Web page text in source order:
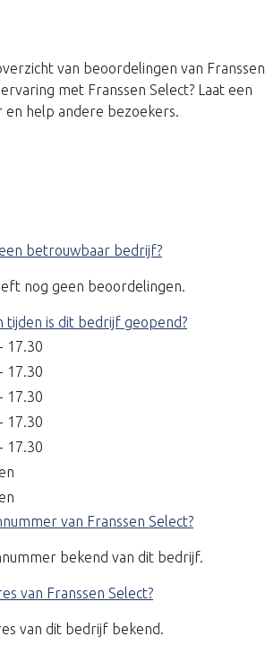
van beoordelingen van Franssen
met Franssen Select? Laat een
en help andere bezoekers.
betrouwbaar bedrijf?
nog geen beoordelingen.
tijden is dit bedrijf geopend?
17.30
17.30
17.30
17.30
17.30
van Franssen Select?
bekend van dit bedrijf.
van Franssen Select?
van dit bedrijf bekend.